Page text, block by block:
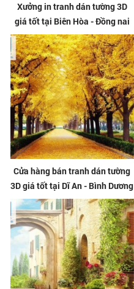
Xưởng in tranh dán tường 3D
giá tốt tại Biên Hòa - Đồng nai
Cửa hàng bán tranh dán tường
3D giá tốt tại Dĩ An - Bình Dương